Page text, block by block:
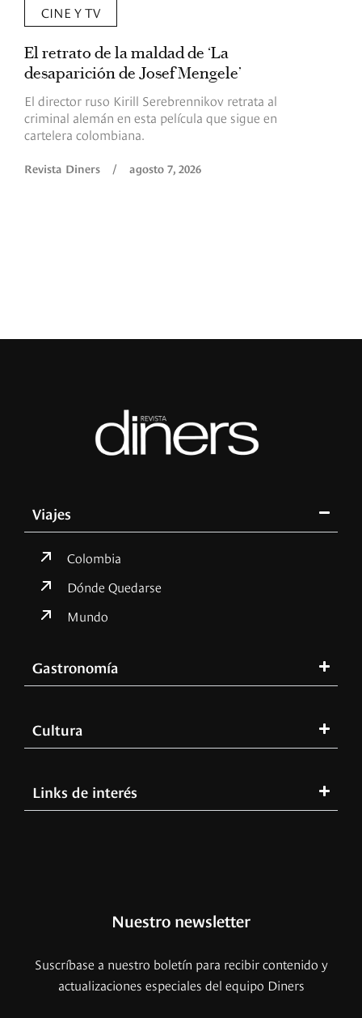
CINE Y TV
El retrato de la maldad de ‘La
desaparición de Josef Mengele’
El director ruso Kirill Serebrennikov retrata al
criminal alemán en esta película que sigue en
cartelera colombiana.
Revista Diners / agosto 7, 2026
Viajes
Colombia
Dónde Quedarse
Mundo
Gastronomía
Cultura
Links de interés
Nuestro newsletter
Suscríbase a nuestro boletín para recibir contenido y
actualizaciones especiales del equipo Diners